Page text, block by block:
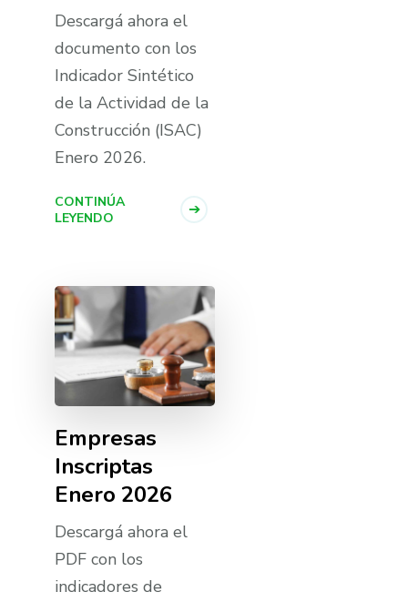
Descargá ahora el
documento con los
Indicador Sintético
de la Actividad de la
Construcción (ISAC)
Enero 2026.
CONTINÚA
LEYENDO
Empresas
Inscriptas
Enero 2026
Descargá ahora el
PDF con los
indicadores de